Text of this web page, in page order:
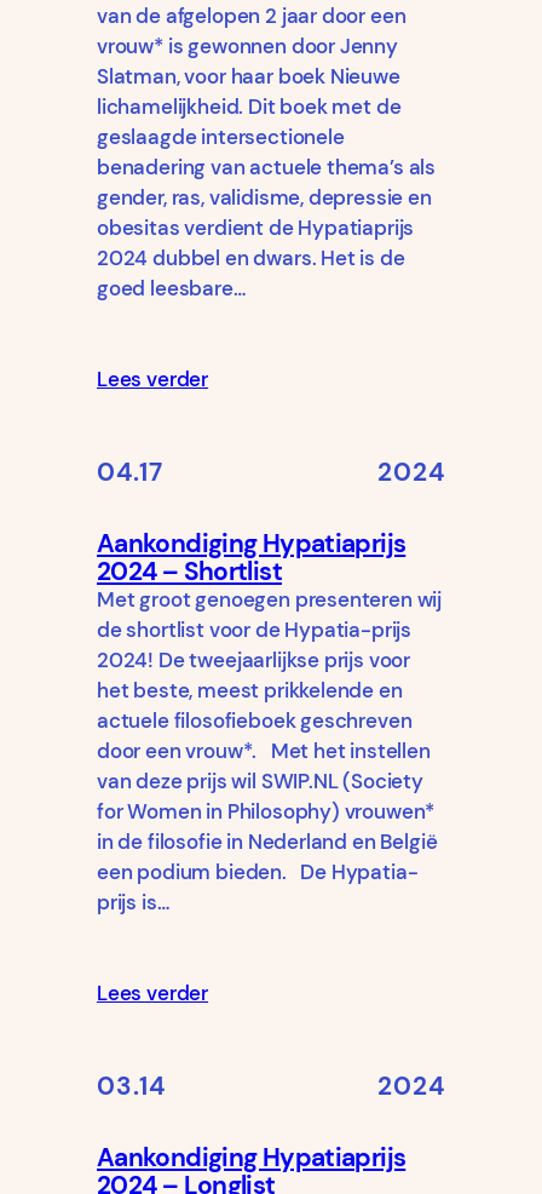
van de afgelopen 2 jaar door een
vrouw* is gewonnen door Jenny
Slatman, voor haar boek Nieuwe
lichamelijkheid. Dit boek met de
geslaagde intersectionele
benadering van actuele thema’s als
gender, ras, validisme, depressie en
obesitas verdient de Hypatiaprijs
2024 dubbel en dwars. Het is de
goed leesbare…
Lees verder
04.17 2024
Aankondiging Hypatiaprijs
2024 – Shortlist
Met groot genoegen presenteren wij
de shortlist voor de Hypatia-prijs
2024! De tweejaarlijkse prijs voor
het beste, meest prikkelende en
actuele filosofieboek geschreven
door een vrouw*. Met het instellen
van deze prijs wil SWIP.NL (Society
for Women in Philosophy) vrouwen*
in de filosofie in Nederland en België
een podium bieden. De Hypatia-
prijs is…
Lees verder
03.14 2024
Aankondiging Hypatiaprijs
2024 – Longlist